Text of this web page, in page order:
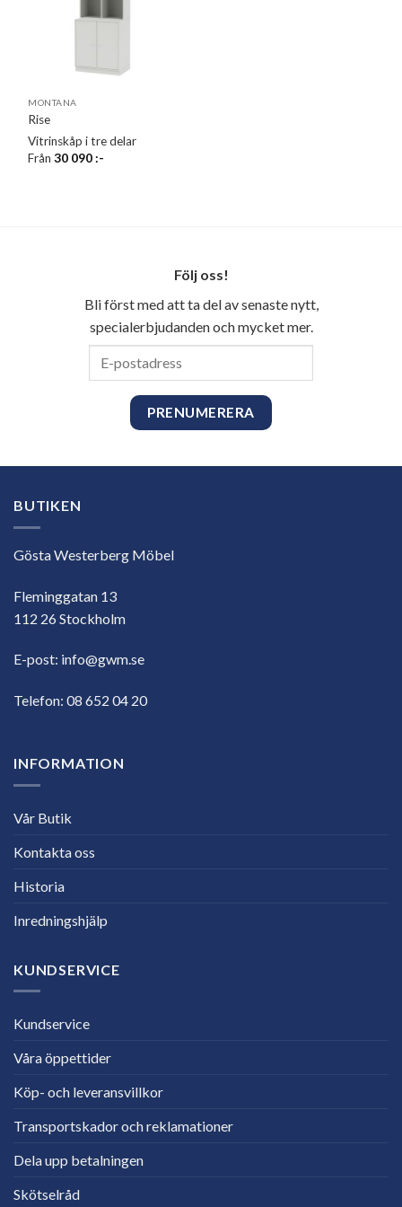
MONTANA
Rise
Vitrinskåp i tre delar
Från30 090:-
Följ oss!
Bli först med att ta del av senaste nytt,
specialerbjudanden och mycket mer.
BUTIKEN
Gösta Westerberg Möbel
Fleminggatan 13
112 26 Stockholm
E-post: info@gwm.se
Telefon: 08 652 04 20
INFORMATION
Vår Butik
Kontakta oss
Historia
Inredningshjälp
KUNDSERVICE
Kundservice
Våra öppettider
Köp- och leveransvillkor
Transportskador och reklamationer
Dela upp betalningen
Skötselråd